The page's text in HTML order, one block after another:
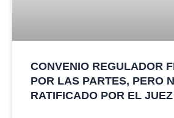
CONVENIO REGULADOR
POR LAS PARTES, PERO
RATIFICADO POR EL JUEZ